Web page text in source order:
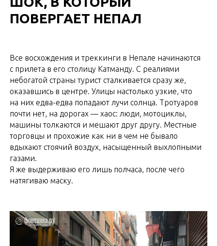
ПОВЕРГАЕТ НЕПАЛ
Все восхождения и треккинги в Непале начинаются
с прилета в его столицу Катманду. С реалиями
небогатой страны турист сталкивается сразу же,
оказавшись в центре. Улицы настолько узкие, что
на них едва-едва попадают лучи солнца. Тротуаров
почти нет, на дорогах — хаос: люди, мотоциклы,
машины толкаются и мешают друг другу. Местные
торговцы и прохожие как ни в чем не бывало
вдыхают стоячий воздух, насыщенный выхлопными
газами.
Я же выдерживаю его лишь полчаса, после чего
натягиваю маску.